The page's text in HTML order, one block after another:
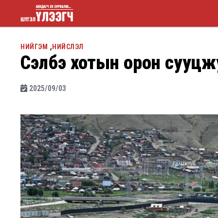
Шүгэл
үлээгч
НИЙГЭМ , НИЙСЛЭЛ
Сэлбэ хотын орон
2025/09/03